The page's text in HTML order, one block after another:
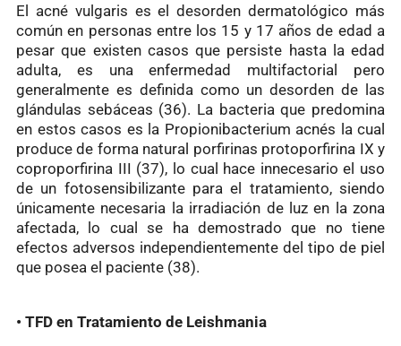
El acné vulgaris es el desorden dermatológico más
común en personas entre los 15 y 17 años de edad a
pesar que existen casos que persiste hasta la edad
adulta, es una enfermedad multifactorial pero
generalmente es definida como un desorden de las
glándulas sebáceas (36). La bacteria que predomina
en estos casos es la Propionibacterium acnés la cual
produce de forma natural porfirinas protoporfirina IX y
coproporfirina III (37), lo cual hace innecesario el uso
de un fotosensibilizante para el tratamiento, siendo
únicamente necesaria la irradiación de luz en la zona
afectada, lo cual se ha demostrado que no tiene
efectos adversos independientemente del tipo de piel
que posea el paciente (38).
• TFD en Tratamiento de Leishmania